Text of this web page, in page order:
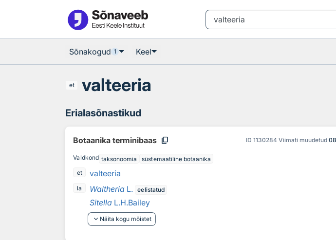
Sõnakogud 1 Keel
et valteeria
Erialasõnastikud
Botaanika terminibaas content_copy ID 1130284 Viimati muudetud
Valdkond taksonoomia
süstemaatiline botaanika
et
valteeria
la Waltheria L. eelistatud
Sitella L.H.Bailey
keyboard_arrow_down Näita kogu mõistet